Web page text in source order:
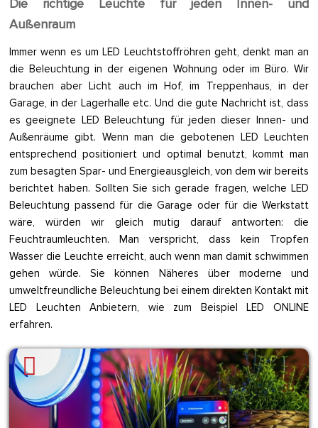
Die richtige Leuchte für jeden Innen- und
Außenraum
Immer wenn es um LED Leuchtstoffröhren geht, denkt man an
die Beleuchtung in der eigenen Wohnung oder im Büro. Wir
brauchen aber Licht auch im Hof, im Treppenhaus, in der
Garage, in der Lagerhalle etc. Und die gute Nachricht ist, dass
es geeignete LED Beleuchtung für jeden dieser Innen- und
Außenräume gibt. Wenn man die gebotenen LED Leuchten
entsprechend positioniert und optimal benutzt, kommt man
zum besagten Spar- und Energieausgleich, von dem wir bereits
berichtet haben. Sollten Sie sich gerade fragen, welche LED
Beleuchtung passend für die Garage oder für die Werkstatt
wäre, würden wir gleich mutig darauf antworten: die
Feuchtraumleuchten. Man verspricht, dass kein Tropfen
Wasser die Leuchte erreicht, auch wenn man damit schwimmen
gehen würde. Sie können Näheres über moderne und
umweltfreundliche Beleuchtung bei einem direkten Kontakt mit
LED Leuchten Anbietern, wie zum Beispiel LED ONLINE
erfahren.